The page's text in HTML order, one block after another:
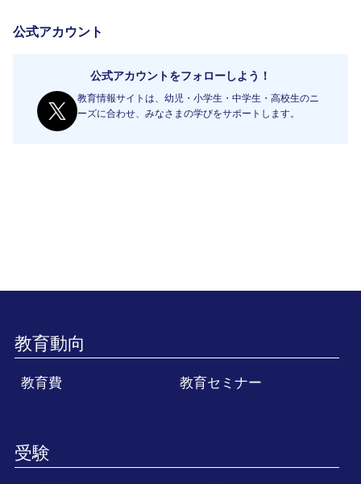
公式アカウント
公式アカウントをフォローしよう！
教育情報サイトは、幼児・小学生・中学生・高校生のニ
ーズに合わせ、みなさまの学びをサポートします。
教育動向
教育費 教育セミナー
受験